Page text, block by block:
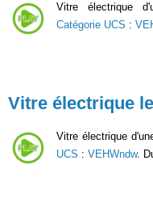
Vitre électrique
Catégorie UCS :
Vitre électrique
Vitre électrique
UCS : VEHWndw.